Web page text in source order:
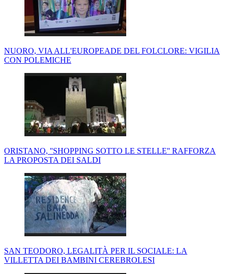
NUORO, VIA ALL'EUROPEADE DEL FOLCLORE: VIGILIA
CON POLEMICHE
ORISTANO, ''SHOPPING SOTTO LE STELLE'' RAFFORZA
LA PROPOSTA DEI SALDI
SAN TEODORO, LEGALITÀ PER IL SOCIALE: LA
VILLETTA DEI BAMBINI CEREBROLESI